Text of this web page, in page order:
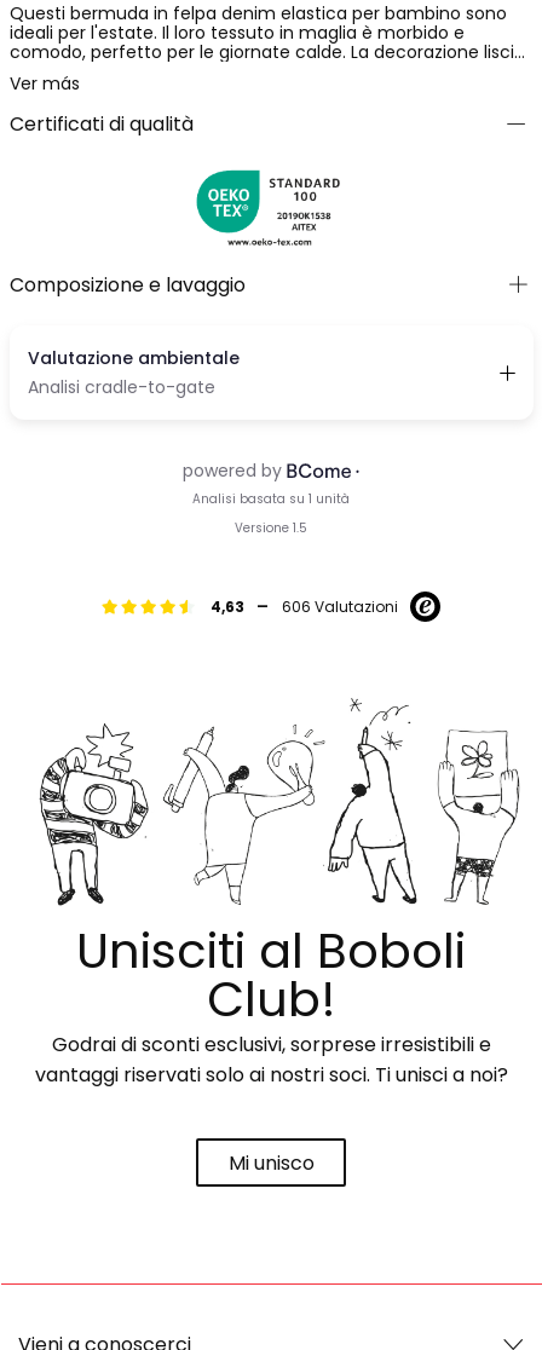
Questi bermuda in felpa denim elastica per bambino sono
ideali per l'estate. Il loro tessuto in maglia è morbido e
comodo, perfetto per le giornate calde. La decorazione liscia
e il colore BLEACH Blu conferiscono un tocco moderno e
fresco. Questi bermuda sono disponibili in diverse taglie, dai 4
mesi ai 16 anni. Sono un capo versatile e pratico per l'armadio
di qualsiasi bambino. La loro elasticità permette una
rendendoli ideali per qualsiasi attività.
Ver más
Certificati di qualità
Composizione e lavaggio
4,63 - 606 Valutazioni
Unisciti al Boboli
Club!
Godrai di sconti esclusivi, sorprese irresistibili e
vantaggi riservati solo ai nostri soci. Ti unisci a noi?
Mi unisco